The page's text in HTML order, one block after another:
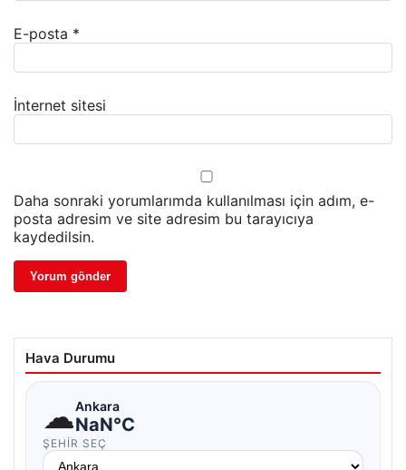
E-posta *
İnternet sitesi
Daha sonraki yorumlarımda kullanılması için adım, e-
posta adresim ve site adresim bu tarayıcıya
kaydedilsin.
Hava Durumu
☁Ankara
NaN°C
ŞEHIR SEÇ